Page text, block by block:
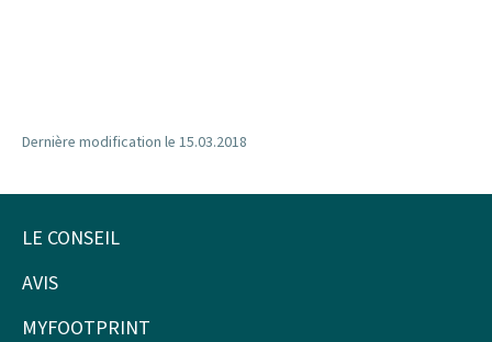
Dernière modification le 15.03.2018
Pied
de
page
LE CONSEIL
AVIS
MYFOOTPRINT